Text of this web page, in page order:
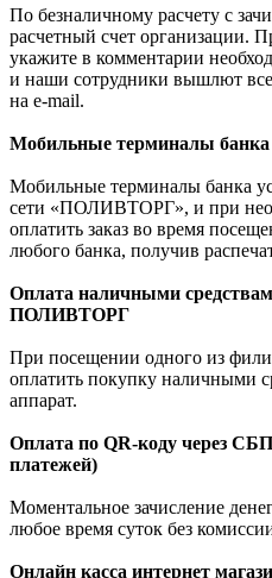
По безналичному расчету с
расчетный счет организации.
укажите в комментарии
и наши сотрудники вышлют
на e-mail.
Мобильные терминалы банка
Мобильные терминалы банка
сети «ПОЛИВТОРГ», и при
оплатить заказ во время
любого банка, получив
Оплата наличными
ПОЛИВТОРГ
При посещении одного из
оплатить покупку наличными
аппарат.
Оплата по QR-коду через
платежей)
Моментальное зачисление
любое время суток без
Онлайн касса интернет